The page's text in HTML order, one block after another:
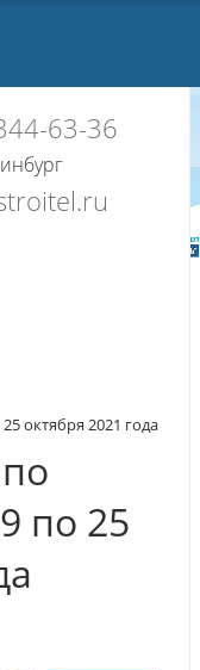
63-36
октября 2021 года
по 25